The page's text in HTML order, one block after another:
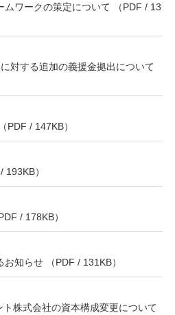
ムワークの策定について （PDF / 13
対する追加の義援金拠出について
PDF / 147KB）
）
/ 178KB）
知らせ （PDF / 131KB）
株式会社の資本構成変更について